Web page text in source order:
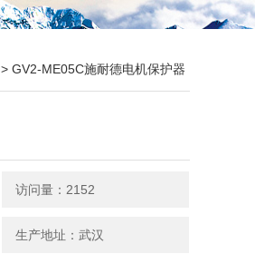
> GV2-ME05C施耐德电机保护器
访问量：2152
生产地址：武汉